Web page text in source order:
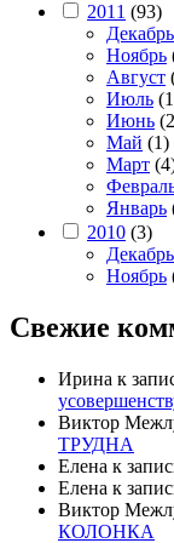
2011 (93)
Декабрь
Ноябрь
Август
Июль
Июнь
Май (1)
Март
Январь
2010 (3)
Декабрь
Ноябрь
Свежие
Ирина к
Виктор
ТРУДНА
Елена к
Елена к
Виктор
КОЛОНКА